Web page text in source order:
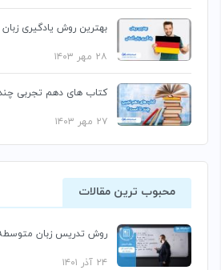
بهترین روش یادگیری زبان
۲۸ مهر ۱۴۰۳
کتاب های دهم تجربی
۲۷ مهر ۱۴۰۳
محبوب ترین مقالات
روش تدریس زبان
۲۴ آذر ۱۴۰۱